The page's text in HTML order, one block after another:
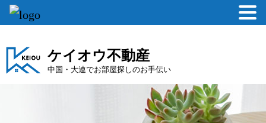
ケイオウ不動産
中国・大連でお部屋探しのお手伝い